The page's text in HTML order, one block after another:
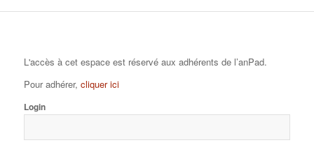
L'accès à cet espace est réservé aux adhérents de l’anPad.
Pour adhérer, cliquer ici
Login